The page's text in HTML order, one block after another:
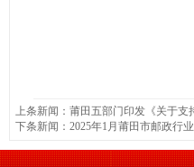
上条新闻： 莆田五部门印发《关于支
下条新闻： 2025年1月莆田市邮政行